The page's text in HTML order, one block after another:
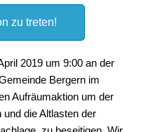
zu treten!
2019 um 9:00 an der
Bergern im
Aufräumaktion um der
die Altlasten der